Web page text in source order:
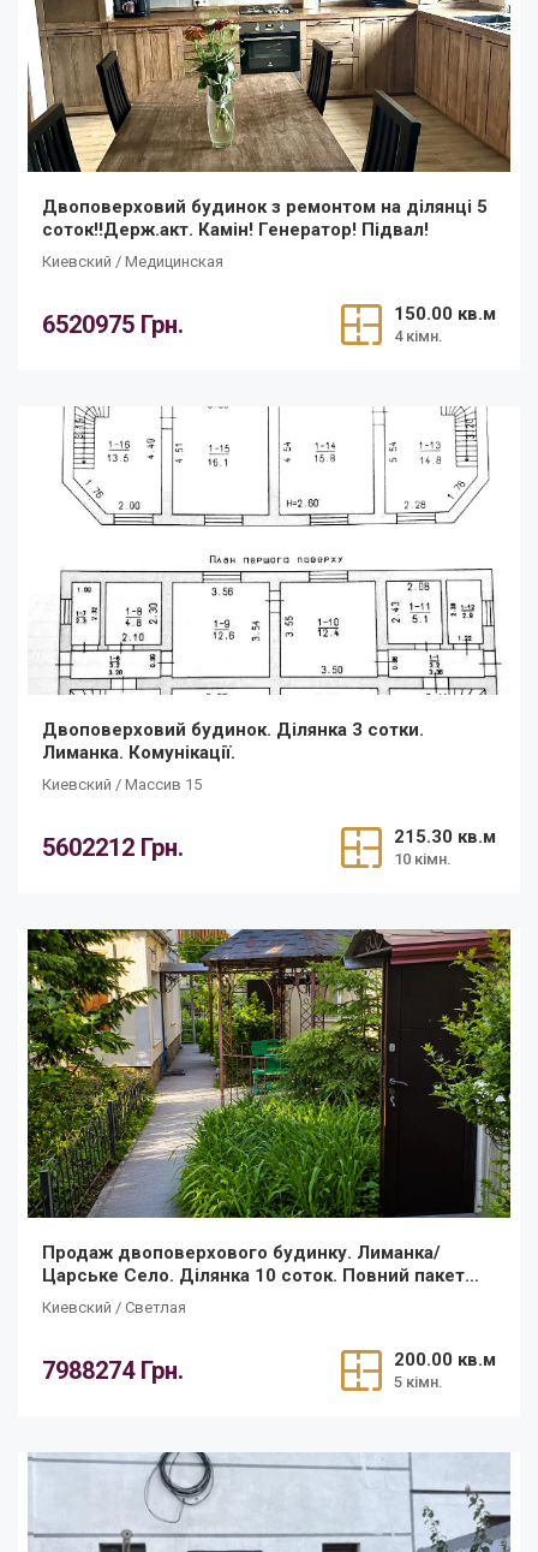
Двоповерховий будинок з ремонтом на ділянці 5
соток‼️Держ.акт. Камін! Генератор! Підвал!
Киевский / Медицинская
6520975 Грн. 150.00 кв.м
4 кімн.
Двоповерховий будинок. Ділянка 3 сотки.
Лиманка. Комунікації.
Киевский / Массив 15
5602212 Грн. 215.30 кв.м
10 кімн.
Продаж двоповерхового будинку. Лиманка/
Царське Село. Ділянка 10 соток. Повний пакет
документів!
Киевский / Светлая
7988274 Грн. 200.00 кв.м
5 кімн.